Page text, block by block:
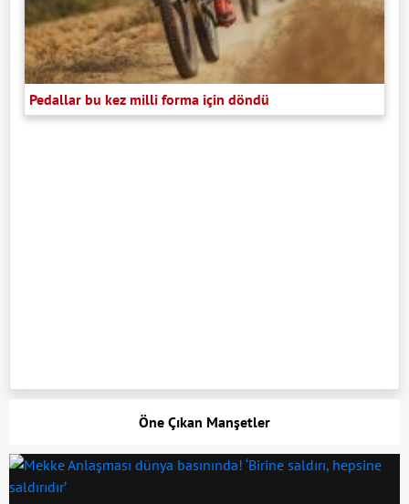
Pedallar bu kez milli forma için döndü
Öne Çıkan Manşetler